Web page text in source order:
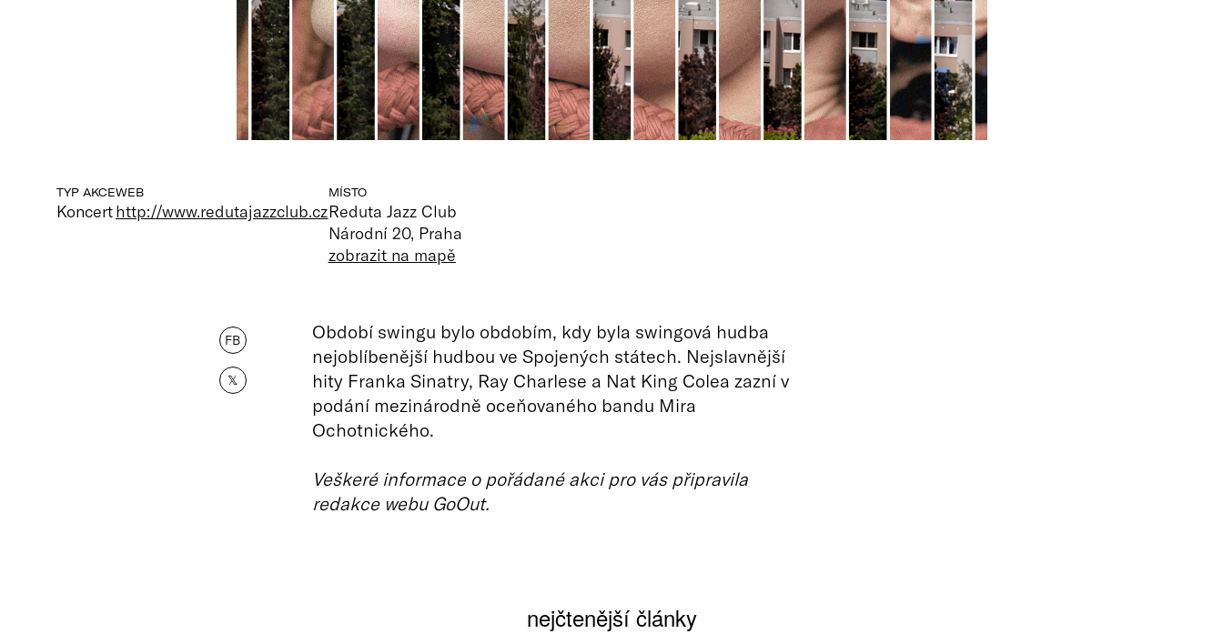
TYP AKCE
Koncert
WEB
http://www.redutajazzclub.cz
MÍSTO
Reduta Jazz Club
Národní 20, Praha
zobrazit na mapě
FB
𝕏
Období swingu bylo obdobím, kdy byla swingová hudba
nejoblíbenější hudbou ve Spojených státech. Nejslavnější
hity Franka Sinatry, Ray Charlese a Nat King Colea zazní v
podání mezinárodně oceňovaného bandu Mira
Ochotnického.
Veškeré informace o pořádané akci pro vás připravila
redakce webu GoOut.
nejčtenější články